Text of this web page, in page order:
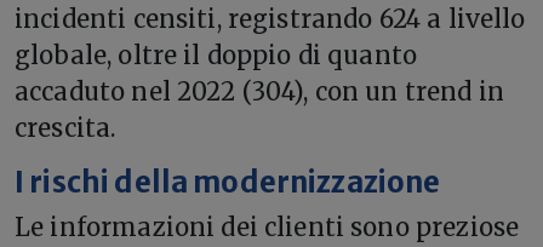
incidenti censiti, registrando 624 a livello
globale, oltre il doppio di quanto
accaduto nel 2022 (304), con un trend in
crescita.
I rischi della modernizzazione
Le informazioni dei clienti sono preziose